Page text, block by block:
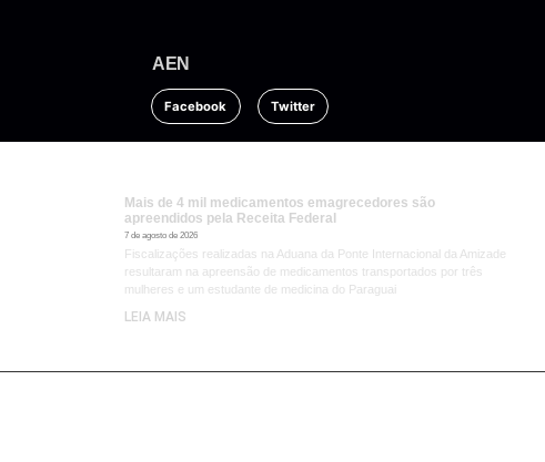
AEN
Facebook Twitter
Mais de 4 mil medicamentos emagrecedores são
apreendidos pela Receita Federal
7 de agosto de 2026
Fiscalizações realizadas na Aduana da Ponte Internacional da Amizade
resultaram na apreensão de medicamentos transportados por três
mulheres e um estudante de medicina do Paraguai
LEIA MAIS